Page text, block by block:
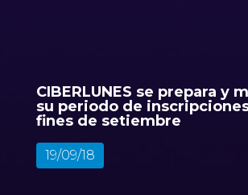
CIBERLUNES se prepara y
su periodo de
fines de setiembre
19/09/18